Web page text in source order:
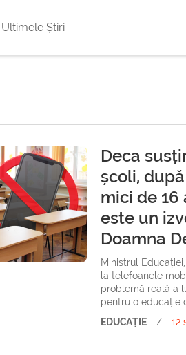
Ultimele Știri
Deca
școli,
mici de 16
este un
Doamna
Ministrul
la telefoanele
problemă reală a
pentru o educație
EDUCAȚIE
/ 12